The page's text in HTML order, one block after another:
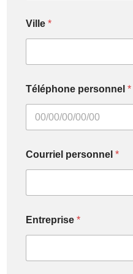
Ville*
Téléphone personnel*
Courriel personnel*
Entreprise*